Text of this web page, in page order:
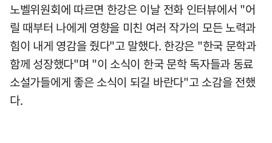
노벨위원회에 따르면 한강은 이날 전화 인터뷰에서 "어
릴 때부터 나에게 영향을 미친 여러 작가의 모든 노력과
힘이 내게 영감을 줬다"고 말했다. 한강은 "한국 문학과
함께 성장했다"며 "이 소식이 한국 문학 독자들과 동료
소설가들에게 좋은 소식이 되길 바란다"고 소감을 전했
다.